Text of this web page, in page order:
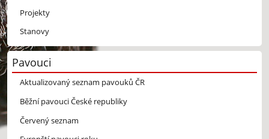
Projekty
Stanovy
Pavouci
Aktualizovaný seznam pavouků ČR
Běžní pavouci České republiky
Červený seznam